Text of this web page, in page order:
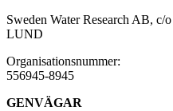
Sweden Water Research AB, c/
LUND
Organisationsnummer:
556945-8945
GENVÄGAR